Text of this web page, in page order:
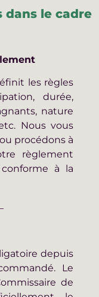
dans le cadre
les règles
durée,
nature
Nous vous
procédons à
règlement
à la
depuis
Le
de